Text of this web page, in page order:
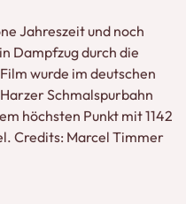
Jahreszeit und noch
Dampfzug durch die
wurde im deutschen
Schmalspurbahn
höchsten Punkt mit 1142
Credits: Marcel Timmer